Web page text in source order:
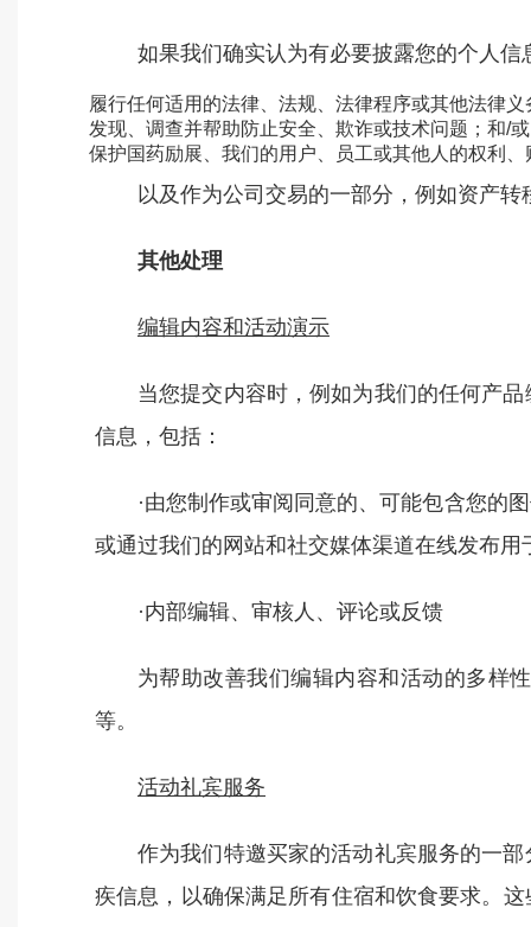
如果我们确实认为有必要披露您的个人
履行任何适用的法律、法规、法律程序或其他法律义
发现、调查并帮助防止安全、欺诈或技术问题；和/或
保护国药励展、我们的用户、员工或其他人的权利
以及作为公司交易的一部分，例如资产
其他处理
编辑内容和活动演示
当您提交内容时，例如为我们的任何产
信息，包括：
·由您制作或审阅同意的、可能包含您的
或通过我们的网站和社交媒体渠道在线发布用
·内部编辑、审核人、评论或反馈
为帮助改善我们编辑内容和活动的多样
等。
活动礼宾服务
作为我们特邀买家的活动礼宾服务的一
疾信息，以确保满足所有住宿和饮食要求。